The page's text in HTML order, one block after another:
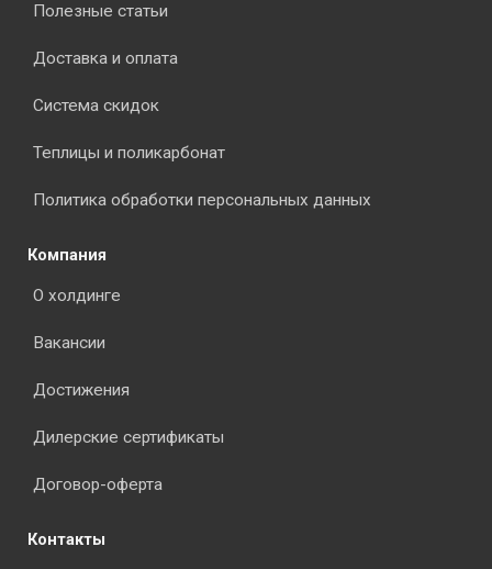
Полезные статьи
Доставка и оплата
Система скидок
Теплицы и поликарбонат
Политика обработки персональных данных
Компания
О холдинге
Вакансии
Достижения
Дилерские сертификаты
Договор-оферта
Контакты